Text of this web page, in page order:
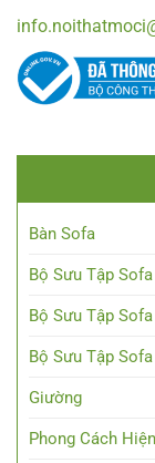
Bàn Sofa
Bộ Sưu Tập
Bộ Sưu Tập
Bộ Sưu Tập
Giường
Phong Cách